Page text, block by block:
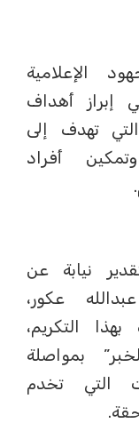
الإعلامية
إبراز أهداف
تهدف إلى
أفراد
نيابة عن
عكور،
التكريم،
بمواصلة
التي تخدم